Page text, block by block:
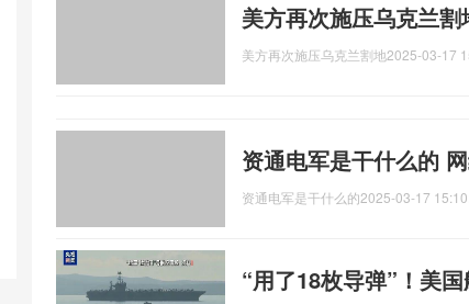
美方再次施压乌克兰
美方再次施压乌克兰割地2025-03-17
资通电军是干什么的
资通电军是干什么的2025-03-17
“用了18枚导弹”！美